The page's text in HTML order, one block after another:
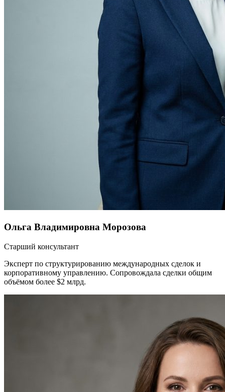
Ольга Владимировна Морозова
Старший консультант
Эксперт по структурированию международных сделок и
корпоративному управлению. Сопровождала сделки общим
объёмом более $2 млрд.